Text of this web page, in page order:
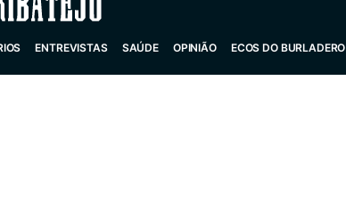
ENTREVISTAS SAÚDE OPINIÃO ECOS DO BURLADERO